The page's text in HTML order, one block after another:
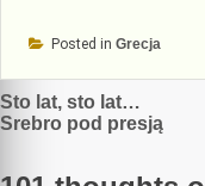
Posted in Grecja
Nawigacja
wpisu
Sto lat, sto lat…
Srebro pod presją